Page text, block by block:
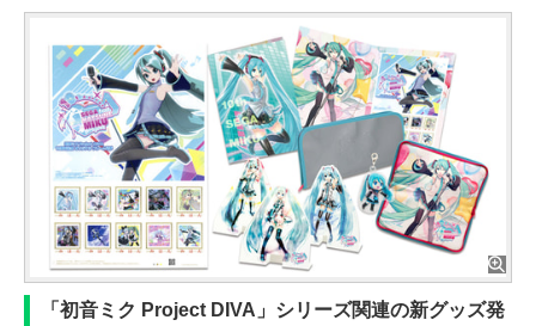
「初音ミク Project DIVA」シリーズ関連の新グッズ発